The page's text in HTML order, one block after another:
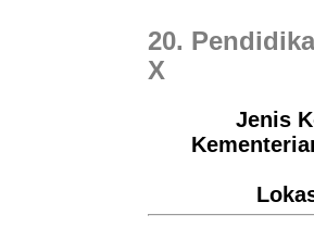
20.
X
Jenis
Penulis :Chalid Latif